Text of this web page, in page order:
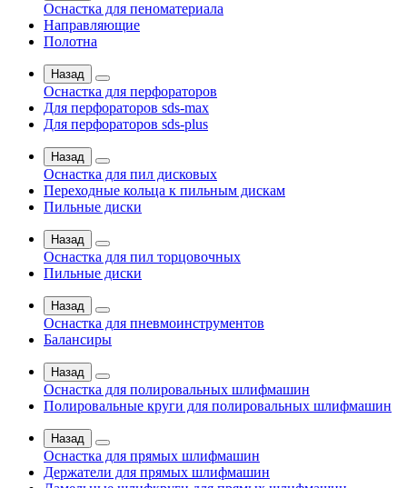
Оснастка для пеноматериала
Направляющие
Полотна
Назад
Оснастка для перфораторов
Для перфораторов sds-max
Для перфораторов sds-plus
Назад
Оснастка для пил дисковых
Переходные кольца к пильным дискам
Пильные диски
Назад
Оснастка для пил торцовочных
Пильные диски
Назад
Оснастка для пневмоинструментов
Балансиры
Назад
Оснастка для полировальных шлифмашин
Полировальные круги для полировальных шлифмашин
Назад
Оснастка для прямых шлифмашин
Держатели для прямых шлифмашин